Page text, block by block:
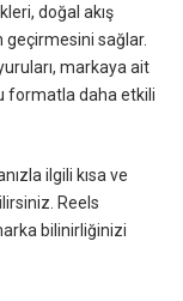
doğal akış
geçirmesini sağlar.
markaya ait
formatla daha etkili
ilgili kısa ve
Reels
bilinirliğinizi